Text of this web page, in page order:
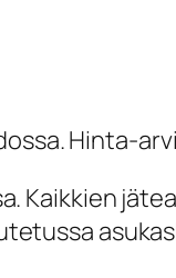
Hinta-
Kaikkien